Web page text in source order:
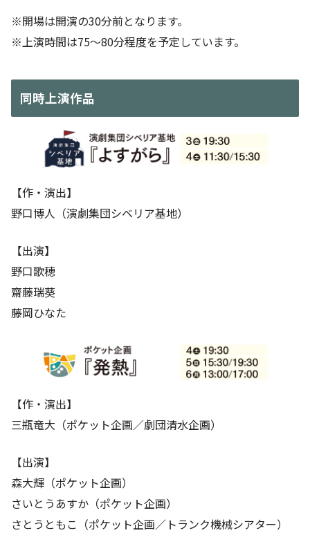
※開場は開演の30分前となります。
※上演時間は75～80分程度を予定しています。
同時上演作品
【作・演出】
野口博人（演劇集団シベリア基地）
【出演】
野口歌穂
齋藤瑞葵
藤岡ひなた
【作・演出】
三瓶竜大（ポケット企画／劇団清水企画）
【出演】
森大輝（ポケット企画）
さいとうあすか（ポケット企画）
さとうともこ（ポケット企画／トランク機械シアター）